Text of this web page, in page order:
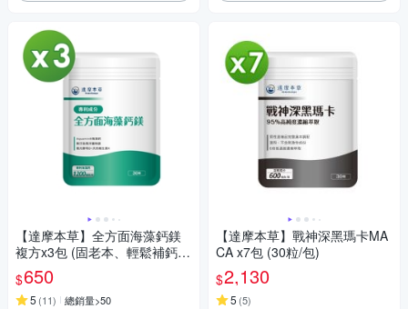
【達摩本草】全方面海藻鈣鎂
複方x3包 (固老本、輕鬆補鈣好
行動)
$650
5 (11) 總銷量>50
【達摩本草】戰神深黑瑪卡MA
CA x7包 (30粒/包)
$2,130
5 (5)